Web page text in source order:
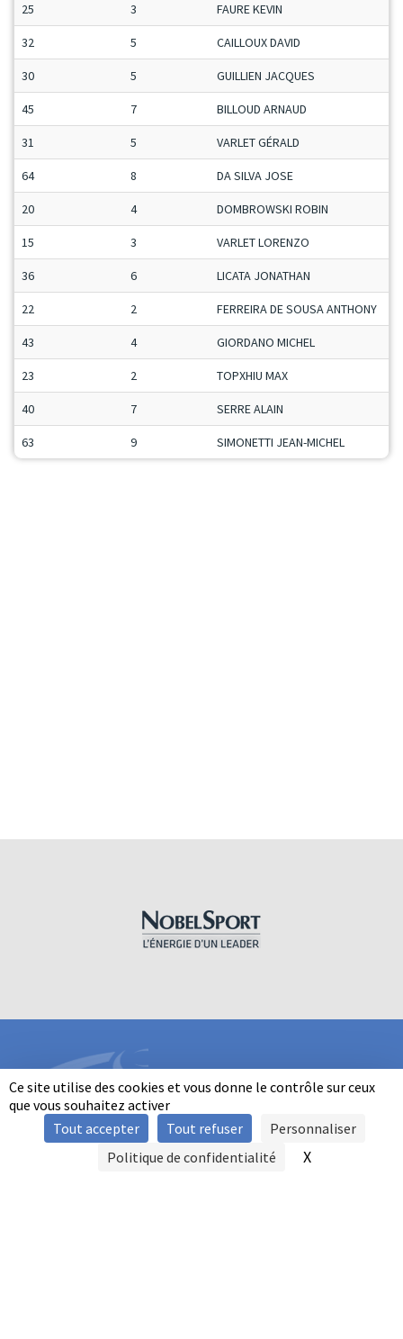
Ce site utilise des cookies et vous donne le contrôle sur ceux
que vous souhaitez activer
Tout accepter
Tout refuser
Personnaliser
Politique de confidentialité
X
25 3 FAURE KEVIN
32 5 CAILLOUX DAVID
30 5 GUILLIEN JACQUES
45 7 BILLOUD ARNAUD
31 5 VARLET GÉRALD
64 8 DA SILVA JOSE
20 4 DOMBROWSKI ROBIN
15 3 VARLET LORENZO
36 6 LICATA JONATHAN
22 2 FERREIRA DE SOUSA ANTHONY
43 4 GIORDANO MICHEL
23 2 TOPXHIU MAX
40 7 SERRE ALAIN
63 9 SIMONETTI JEAN-MICHEL
INFORMATIONS
SIGNALER UNE VIOLENCE